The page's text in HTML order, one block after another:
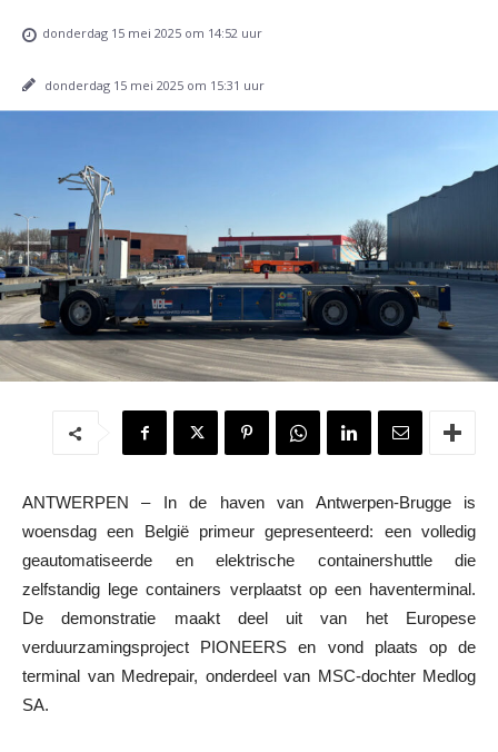
donderdag 15 mei 2025 om 14:52 uur
donderdag 15 mei 2025 om 15:31 uur
ANTWERPEN – In de haven van Antwerpen-Brugge is
woensdag een België primeur gepresenteerd: een volledig
geautomatiseerde en elektrische containershuttle die
zelfstandig lege containers verplaatst op een haventerminal.
De demonstratie maakt deel uit van het Europese
verduurzamingsproject PIONEERS en vond plaats op de
terminal van Medrepair, onderdeel van MSC-dochter Medlog
SA.